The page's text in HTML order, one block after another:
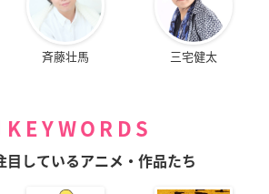
斉藤壮馬 三宅健太
KEYWORDS
目しているアニメ・作品たち